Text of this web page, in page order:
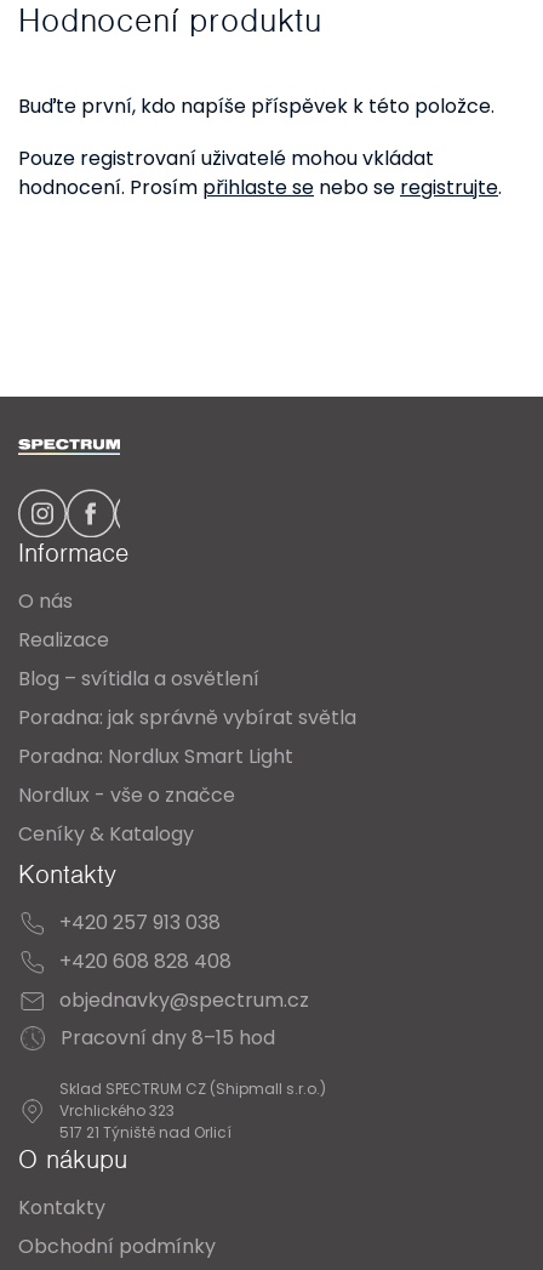
Hodnocení produktu
Buďte první, kdo napíše příspěvek k této položce.
Pouze registrovaní uživatelé mohou vkládat
hodnocení. Prosím přihlaste se nebo se registrujte.
Informace
O nás
Realizace
Blog – svítidla a osvětlení
Poradna: jak správně vybírat světla
Poradna: Nordlux Smart Light
Nordlux - vše o značce
Ceníky & Katalogy
Kontakty
+420 257 913 038
+420 608 828 408
objednavky@spectrum.cz
Pracovní dny 8–15 hod
Sklad SPECTRUM CZ (Shipmall s.r.o.)
Vrchlického 323
517 21 Týniště nad Orlicí
O nákupu
Kontakty
Obchodní podmínky